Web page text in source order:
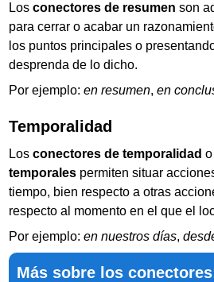
Losconectores de resumen son
para cerrar o acabar un
los puntos principales o
desprenda de lo dicho.
Por ejemplo:en resumen,en
Temporalidad
Losconectores de temporalidad
temporales permiten situar
tiempo, bien respecto a otras
respecto al momento en el que el
Por ejemplo:en nuestros días,
Más sobre los